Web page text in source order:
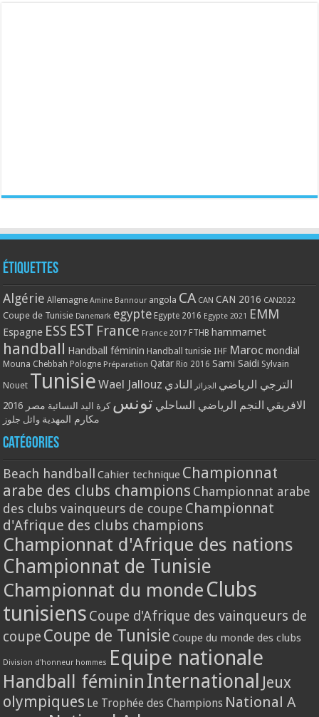
Étiquettes
Algérie Allemagne Amine Bannour angola CA CAN CAN 2016 CAN2022
Coupe de Tunisie Danemark egypte Egypte 2016 Egypte 2021 EMM
Espagne ESS EST France France 2017 FTHB hammamet
handball Handball féminin Handball tunisie IHF Maroc mondial
Mouna Chebbah Pologne Préparation Qatar Rio 2016 Sami Saidi Sylvain
Nouet Tunisie Wael Jallouz الترجي الرياضي الجزائر
النادي
الافريقي النجم الرياضي الساحلي تونس كرة اليد النسائية مصر 2016
مكارم المهدية وائل جلوز
Catégories
Beach handball Cahier technique Championnat
arabe des clubs champions Championnat arabe
des clubs vainqueurs de coupe Championnat
d'Afrique des clubs champions
Championnat d'Afrique des nations
Championnat de Tunisie
Championnat du monde Clubs
tunisiens Coupe d'Afrique des vainqueurs de
coupe Coupe de Tunisie Coupe du monde des clubs
Division d'honneur hommes Equipe nationale
Handball féminin International
Jeux
olympiques Le Trophée des Champions National A